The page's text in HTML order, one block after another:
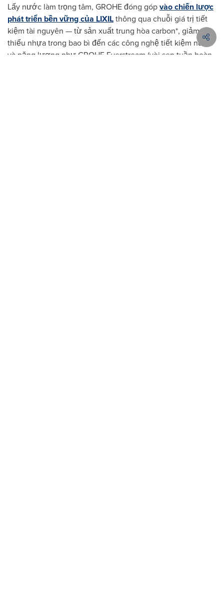
Lấy nước làm trọng tâm, GROHE đóng gópvào chiến lược
phát triển bền vững của LIXILthông qua chuỗi giá trị tiết
kiệm tài nguyên — từ sản xuất trung hòa carbon*, giảm
thiểu nhựa trong bao bì đến các công nghệ tiết kiệm nước
và năng lượng như GROHE Everstream (vòi sen tuần hoàn